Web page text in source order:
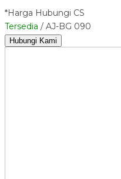
*Harga Hubungi CS
Tersedia / AJ-BG 090
Hubungi Kami